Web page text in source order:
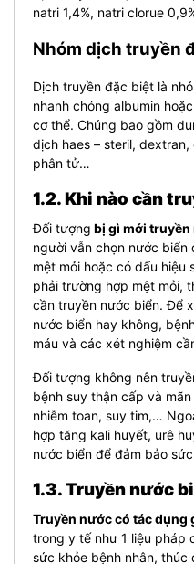
natri 1,4%, natri clorue
Nhóm dịch truyền
Dịch truyền đặc biệt là
nhanh chóng albumin
cơ thể. Chúng bao gồm
dịch haes – steril,
phân tử…
1.2. Khi nào cần
Đối tượng bị gì mới truyền
người vẫn chọn nước
mệt mỏi hoặc có dấu hiệu
phải trường hợp mệt mỏi,
cần truyền nước biển. Để
nước biển hay không,
máu và các xét nghiệm
Đối tượng không nên
bệnh suy thận cấp và
nhiễm toan, suy tim,…
hợp tăng kali huyết, urê
nước biển để đảm bảo
1.3. Truyền nước
Truyền nước có tác dụng
trong y tế như 1 liệu pháp
sức khỏe bệnh nhân,